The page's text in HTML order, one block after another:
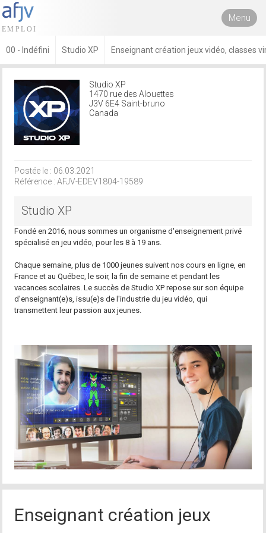
Menu
00 - Indéfini Studio XP Enseignant création jeux vidéo, classes
Studio XP
1470 rue des Alouettes
J3V 6E4 Saint-bruno
Canada
Postée le : 06.03.2021
Référence : AFJV-EDEV1804-19589
Studio XP
Fondé en 2016, nous sommes un organisme d'enseignement privé
spécialisé en jeu vidéo, pour les 8 à 19 ans.
Chaque semaine, plus de 1000 jeunes suivent nos cours en ligne, en
France et au Québec, le soir, la fin de semaine et pendant les
vacances scolaires. Le succès de Studio XP repose sur son équipe
d'enseignant(e)s, issu(e)s de l'industrie du jeu vidéo, qui
transmettent leur passion aux jeunes.
Enseignant création jeux